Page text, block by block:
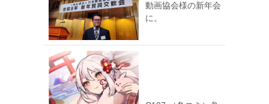
動画協会様の新年会
に。